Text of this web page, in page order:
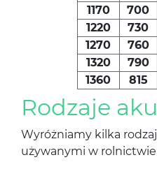
1170
700
1220
730
1270
760
1320
790
1360
815
Rodzaje
Wyróżniamy kilka
używanymi w rolnictwie